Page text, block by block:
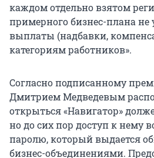
каждом отдельно взятом
примерного бизнес-плана
выплаты (надбавки,
категориям работников».
Согласно подписанному
Дмитрием Медведевым
открыться «Навигатор»
но до сих пор доступ к нему
паролю, который выдается
бизнес-объединениями.